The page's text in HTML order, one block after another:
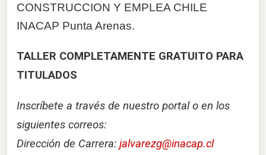
CONSTRUCCION Y EMPLEA CHILE
INACAP Punta Arenas.
TALLER COMPLETAMENTE GRATUITO PARA
TITULADOS
Inscríbete a través de nuestro portal o en los
siguientes correos:
Dirección de Carrera: jalvarezg@inacap.cl